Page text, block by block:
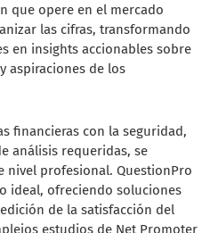
que opere en el mercado
las cifras, transformando
en insights accionables sobre
aspiraciones de los
financieras con la seguridad,
análisis requeridas, se
nivel profesional. QuestionPro
ideal, ofreciendo soluciones
de la satisfacción del
estudios de Net Promoter